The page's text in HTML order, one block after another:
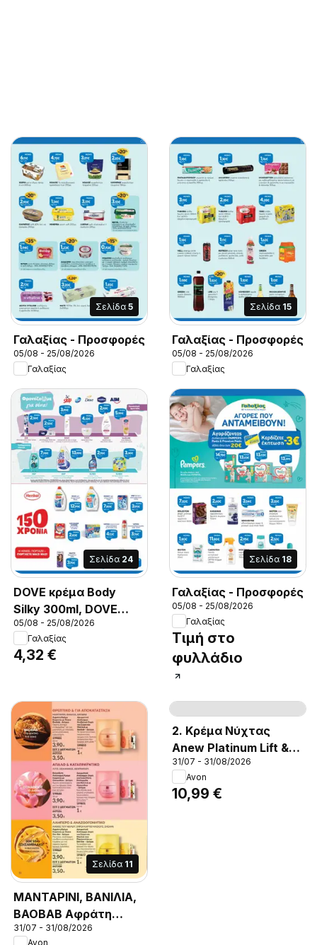
Σελίδα 5
Γαλαξίας - Προσφορές
05/08 - 25/08/2026
Γαλαξίας
Σελίδα 15
Γαλαξίας - Προσφορές
05/08 - 25/08/2026
Γαλαξίας
Σελίδα 24
DOVE κρέμα Body
Silky 300ml, DOVE
κρέμα Body Silky
300ml
05/08 - 25/08/2026
Γαλαξίας
4,32 €
Σελίδα 18
Γαλαξίας - Προσφορές
05/08 - 25/08/2026
Γαλαξίας
Τιμή στο
φυλλάδιο
Σελίδα 11
ΜΑΝΤΑΡΙΝΙ, ΒΑΝΙΛΙΑ,
BAOBAB Αφράτη
Κρέμα Σώματος με
31/07 - 31/08/2026
Avon
2. Κρέμα Νύχτας
Anew Platinum Lift &
Tighten., 2. Κρέμα
Νύχτας Anew
Platinum Lift &
31/07 - 31/08/2026
Avon
10,99 €